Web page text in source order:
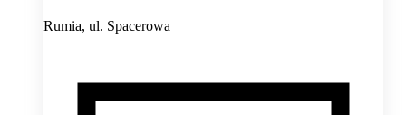
Rumia, ul. Spacerowa